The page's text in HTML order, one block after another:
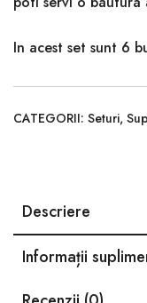
In acest set sunt 6
CATEGORII: Seturi,
Descriere
Informații